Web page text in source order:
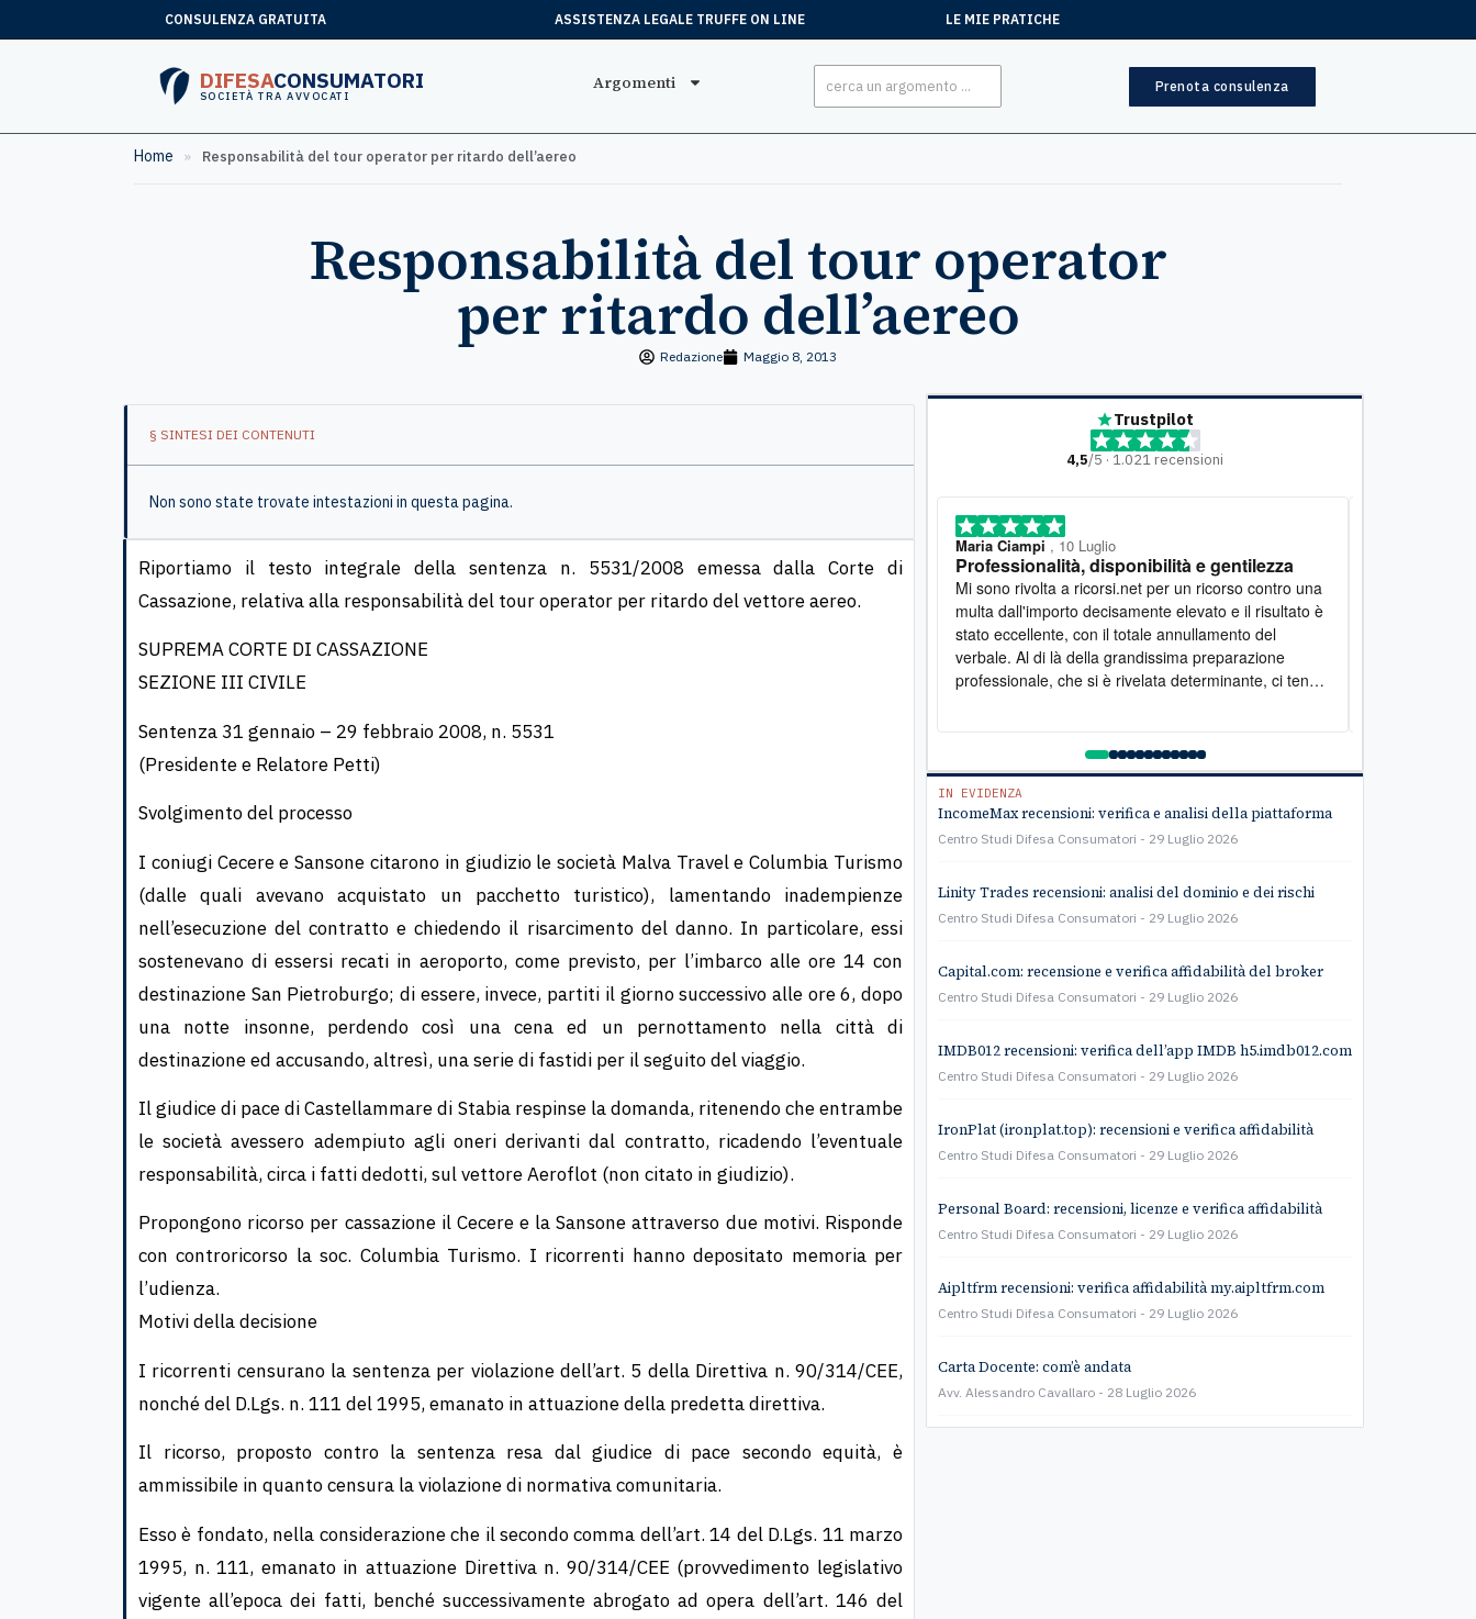
CONSULENZA GRATUITA ASSISTENZA LEGALE TRUFFE ON LINE LE MIE PRATICHE
DIFESACONSUMATORI
SOCIETÀ TRA AVVOCATI
Argomenti Prenota consulenza
Home » Responsabilità del tour operator per ritardo dell’aereo
Responsabilità del tour operator
per ritardo dell’aereo
Redazione Maggio 8, 2013
§ SINTESI DEI CONTENUTI
Non sono state trovate intestazioni in questa pagina.
Riportiamo il testo integrale della sentenza n. 5531/2008 emessa dalla Corte di
Cassazione, relativa alla responsabilità del tour operator per ritardo del vettore aereo.
SUPREMA CORTE DI CASSAZIONE
SEZIONE III CIVILE
Sentenza 31 gennaio – 29 febbraio 2008, n. 5531
(Presidente e Relatore Petti)
Svolgimento del processo
I coniugi Cecere e Sansone citarono in giudizio le società Malva Travel e Columbia Turismo
(dalle quali avevano acquistato un pacchetto turistico), lamentando inadempienze
nell’esecuzione del contratto e chiedendo il risarcimento del danno. In particolare, essi
soste­nevano di essersi recati in aeroporto, come previsto, per l’imbarco alle ore 14 con
destinazione San Pietroburgo; di essere, invece, partiti il giorno successivo alle ore 6, dopo
una notte insonne, perdendo così una cena ed un pernottamento nella città di
destinazione ed accusando, altresì, una serie di fastidi per il seguito del viaggio.
Il giudice di pace di Castellammare di Stabia re­spinse la domanda, ritenendo che entrambe
le società avessero adempiuto agli oneri derivanti dal contratto, ricadendo l’eventuale
responsabilità, circa i fatti de­dotti, sul vettore Aeroflot (non citato in giudizio).
Propongono ricorso per cassazione il Cecere e la Sansone attraverso due motivi. Risponde
con controri­corso la soc. Columbia Turismo. I ricorrenti hanno de­positato memoria per
l’udienza.
Motivi della decisione
I ricorrenti censurano la sentenza per violazione dell’art. 5 della Direttiva n. 90/314/CEE,
nonché del D.Lgs. n. 111 del 1995, emanato in attuazione della predetta direttiva.
Il ricorso, proposto contro la sentenza resa dal giudice di pace secondo equità, è
ammissibile in quanto censura la violazione di normativa comunitaria.
Esso è fondato, nella considerazione che il secondo comma dell’art. 14 del D.Lgs. 11 marzo
1995, n. 111, emanato in attuazione Direttiva n. 90/314/CEE (provve­dimento legislativo
vigente all’epoca dei fatti, benché successivamente abrogato ad opera dell’art. 146 del
Trustpilot
4,5/5 · 1.021 recensioni
Stefano , 15 Luglio
Tutto perfetto
Ero stato truffato. Mi sono rivolto all'associazione e
sono riuscito a ottenere soddisfazione
Maria Ciampi , 10 Luglio
Professionalità, disponibilità e gentilezza
Mi sono rivolta a ricorsi.net per un ricorso contro una
multa dall'importo decisamente elevato e il risultato è
stato eccellente, con il totale annullamento del
verbale. Al di là della grandissima preparazione
professionale, che si è rivelata determinante, ci tengo
IN EVIDENZA
IncomeMax recensioni: verifica e analisi della piattaforma
Centro Studi Difesa Consumatori 29 Luglio 2026
Linity Trades recensioni: analisi del dominio e dei rischi
Centro Studi Difesa Consumatori 29 Luglio 2026
Capital.com: recensione e verifica affidabilità del broker
Centro Studi Difesa Consumatori 29 Luglio 2026
IMDB012 recensioni: verifica dell’app IMDB h5.imdb012.com
Centro Studi Difesa Consumatori 29 Luglio 2026
IronPlat (ironplat.top): recensioni e verifica affidabilità
Centro Studi Difesa Consumatori 29 Luglio 2026
Personal Board: recensioni, licenze e verifica affidabilità
Centro Studi Difesa Consumatori 29 Luglio 2026
Aipltfrm recensioni: verifica affidabilità my.aipltfrm.com
Centro Studi Difesa Consumatori 29 Luglio 2026
Carta Docente: com’è andata
Avv. Alessandro Cavallaro 28 Luglio 2026